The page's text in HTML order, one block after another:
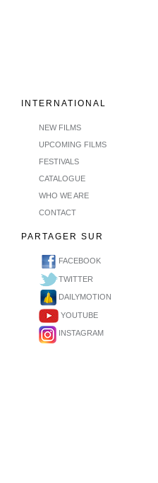
INTERNATIONAL
NEW FILMS
UPCOMING FILMS
FESTIVALS
CATALOGUE
WHO WE ARE
CONTACT
PARTAGER SUR
FACEBOOK
TWITTER
DAILYMOTION
YOUTUBE
INSTAGRAM